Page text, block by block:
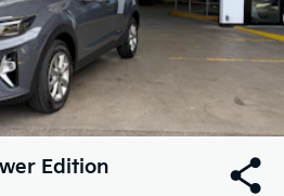
Edition